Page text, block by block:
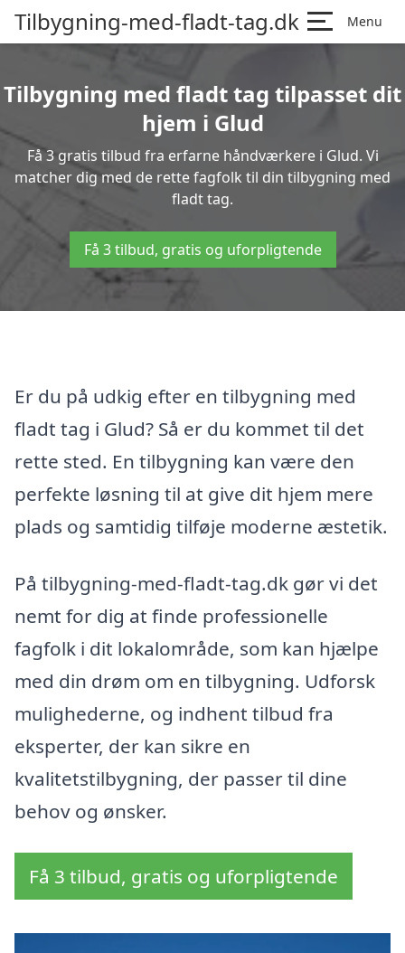
Tilbygning-med-fladt-tag.dk Menu
Tilbygning med fladt tag tilpasset dit
hjem i Glud
Få 3 gratis tilbud fra erfarne håndværkere i Glud. Vi
matcher dig med de rette fagfolk til din tilbygning med
fladt tag.
Få 3 tilbud, gratis og uforpligtende
Er du på udkig efter en tilbygning med
fladt tag i Glud? Så er du kommet til det
rette sted. En tilbygning kan være den
perfekte løsning til at give dit hjem mere
plads og samtidig tilføje moderne æstetik.
På tilbygning-med-fladt-tag.dk gør vi det
nemt for dig at finde professionelle
fagfolk i dit lokalområde, som kan hjælpe
med din drøm om en tilbygning. Udforsk
mulighederne, og indhent tilbud fra
eksperter, der kan sikre en
kvalitetstilbygning, der passer til dine
behov og ønsker.
Få 3 tilbud, gratis og uforpligtende